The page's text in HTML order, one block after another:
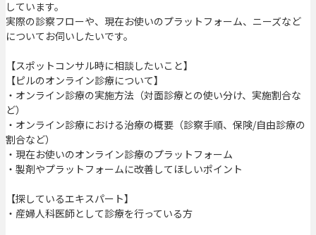
しています。
実際の診察フローや、現在お使いのプラットフォーム、ニーズなど
についてお伺いしたいです。
【スポットコンサル時に相談したいこと】
【ピルのオンライン診療について】
・オンライン診療の実施方法（対面診療との使い分け、実施割合な
ど）
・オンライン診療における治療の概要（診察手順、保険/自由診療の
割合など）
・現在お使いのオンライン診療のプラットフォーム
・製剤やプラットフォームに改善してほしいポイント
【探しているエキスパート】
・産婦人科医師として診療を行っている方